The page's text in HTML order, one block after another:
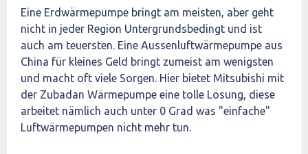
Eine Erdwärmepumpe bringt am meisten, aber geht
nicht in jeder Region Untergrundsbedingt und ist
auch am teuersten. Eine Aussenluftwärmepumpe aus
China für kleines Geld bringt zumeist am wenigsten
und macht oft viele Sorgen. Hier bietet Mitsubishi mit
der Zubadan Wärmepumpe eine tolle Lösung, diese
arbeitet nämlich auch unter 0 Grad was "einfache"
Luftwärmepumpen nicht mehr tun.